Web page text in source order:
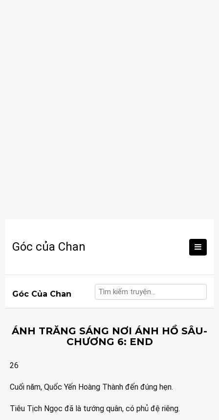
content
Góc của Chan
Góc Của Chan
ÁNH TRĂNG SÁNG NƠI ÁNH HỒ SÂU-
CHƯƠNG 6: END
26
Cuối năm, Quốc Yến Hoàng Thành đến đúng hẹn.
Tiêu Tịch Ngọc đã là tướng quân, có phủ đệ riêng.